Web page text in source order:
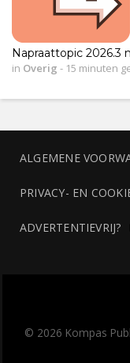
Napraattopic 2026.3
in Overig - 15 minuten
ALGEMENE
PRIVACY- EN
ADVERTENTIEVRIJ?
© 2026 Kompas